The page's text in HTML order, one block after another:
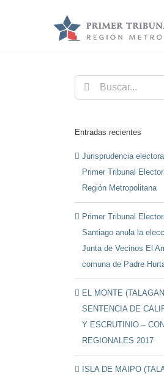
Buscar:
Entradas recientes
Jurisprudencia
Primer Tribunal
Región Metropolitana
Primer Tribunal
Santiago anula la
Junta de Vecinos El
comuna de Padre
EL MONTE
SENTENCIA DE
Y ESCRUTINIO –
REGIONALES 2017
ISLA DE MAIPO